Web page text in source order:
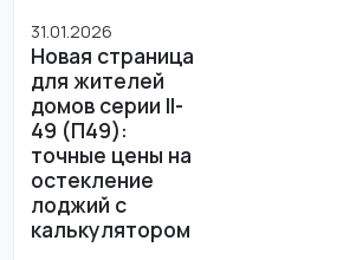
31.01.2026
Новая страница
для жителей
домов серии II-
49 (П49):
точные цены на
остекление
лоджий с
калькулятором